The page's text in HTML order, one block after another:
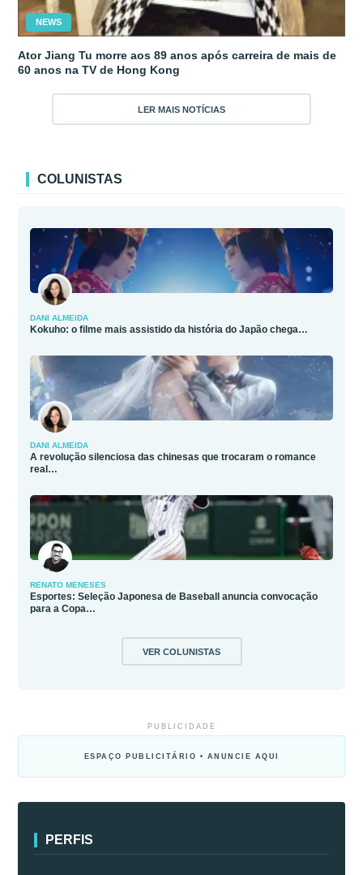
NEWS
Ator Jiang Tu morre aos 89 anos após carreira de mais de
60 anos na TV de Hong Kong
LER MAIS NOTÍCIAS
COLUNISTAS
DANI ALMEIDA
Kokuho: o filme mais assistido da história do Japão chega…
DANI ALMEIDA
A revolução silenciosa das chinesas que trocaram o romance
real…
RENATO MENESES
Esportes: Seleção Japonesa de Baseball anuncia convocação
para a Copa…
VER COLUNISTAS
PUBLICIDADE
ESPAÇO PUBLICITÁRIO • ANUNCIE AQUI
PERFIS